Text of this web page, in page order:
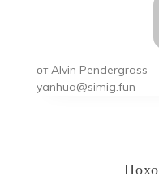
от Alvin Pendergrass
yanhua@simig.fun